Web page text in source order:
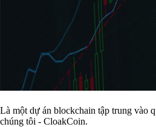
Là một dự án blockchain tập trung vào
chúng tôi - CloakCoin.